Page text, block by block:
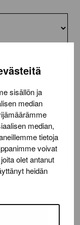
sisällön ja
median
median,
tietoja
voivat
olet antanut
heidän